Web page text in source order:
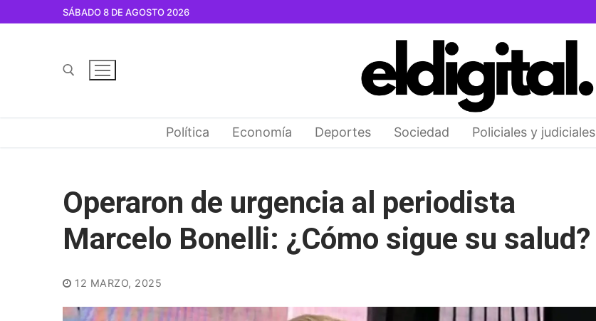
SÁBADO 8 DE AGOSTO 2026
Política Economía Deportes Sociedad Policiales y judiciales
Operaron de urgencia al periodista
Marcelo Bonelli: ¿Cómo sigue su salud?
12 MARZO, 2025